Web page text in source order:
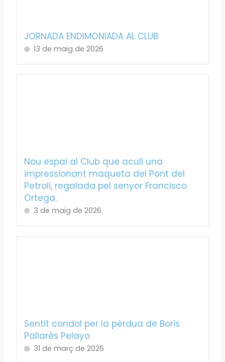
JORNADA ENDIMONIADA AL CLUB
13 de maig de 2026
Nou espai al Club que acull una
impressionant maqueta del Pont del
Petroli, regalada pel senyor Francisco
Ortega.
3 de maig de 2026
Sentit condol per la pèrdua de Boris
Pallarès Pelayo
31 de març de 2026